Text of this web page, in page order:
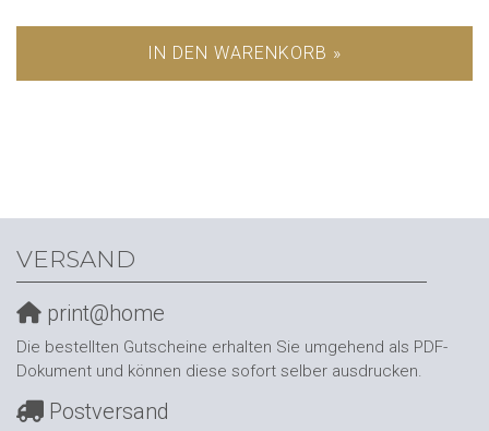
IN DEN WARENKORB »
VERSAND
print@home
Die bestellten Gutscheine erhalten Sie umgehend als PDF-
Dokument und können diese sofort selber ausdrucken.
Postversand